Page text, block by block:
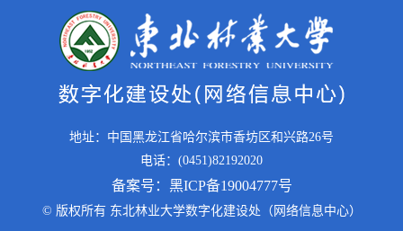
地址：中国黑龙江省哈尔滨市香坊区和兴路26号
电话：(0451)82192020
备案号：黑ICP备19004777号
© 版权所有 东北林业大学数字化建设处（网络信息中心）